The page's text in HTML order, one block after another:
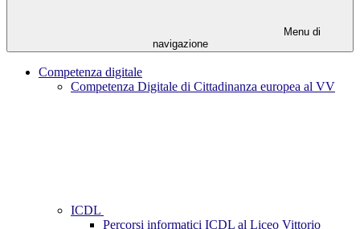
Menu di
navigazione
Competenza digitale
Competenza Digitale di Cittadinanza europea al VV
ICDL
Percorsi informatici ICDL al Liceo Vittorio